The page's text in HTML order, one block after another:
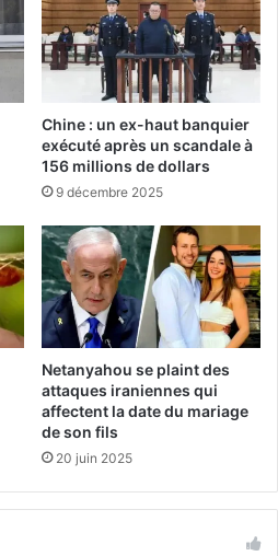
Chine : un ex-haut banquier
exécuté après un scandale à
156 millions de dollars
9 décembre 2025
Netanyahou se plaint des
attaques iraniennes qui
affectent la date du mariage
de son fils
20 juin 2025